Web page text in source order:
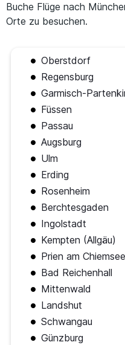
Buche Flüge nach
Orte zu besuchen.
Oberstdorf
Regensburg
Garmisch-
Füssen
Passau
Augsburg
Ulm
Erding
Rosenheim
Berchtesgaden
Ingolstadt
Kempten (Allgäu)
Prien am Chiemsee
Bad Reichenhall
Mittenwald
Landshut
Schwangau
Günzburg